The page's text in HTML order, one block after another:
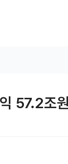
57.2조